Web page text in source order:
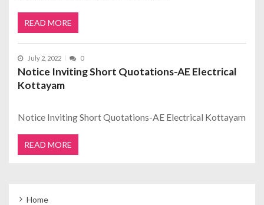
READ MORE
July 2, 2022 0
Notice Inviting Short Quotations-AE Electrical
Kottayam
Notice Inviting Short Quotations-AE Electrical Kottayam
READ MORE
Home